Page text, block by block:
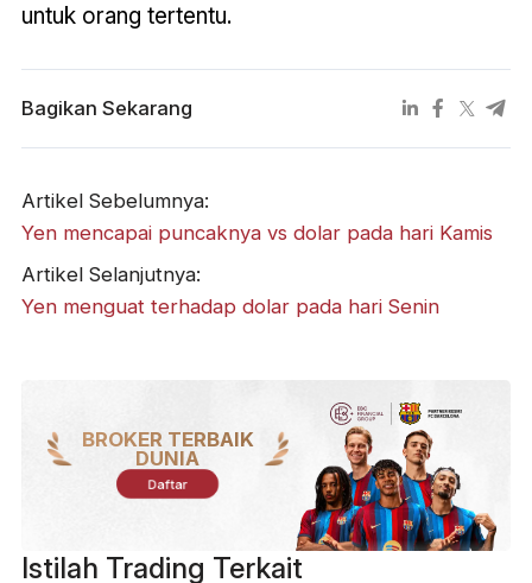
untuk orang tertentu.
Bagikan Sekarang
Artikel Sebelumnya:
Yen mencapai puncaknya vs dolar pada hari Kamis
Artikel Selanjutnya:
Yen menguat terhadap dolar pada hari Senin
BROKER TERBAIK
DUNIA
Daftar
Istilah Trading Terkait